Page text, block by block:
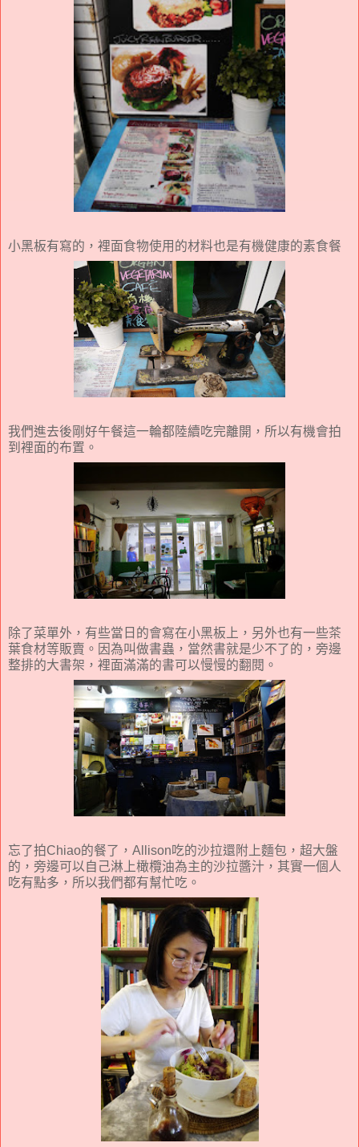
小黑板有寫的，裡面食物使用的材料也是有機健康的素食餐
我們進去後剛好午餐這一輪都陸續吃完離開，所以有機會拍
到裡面的布置。
除了菜單外，有些當日的會寫在小黑板上，另外也有一些茶
葉食材等販賣。因為叫做書蟲，當然書就是少不了的，旁邊
整排的大書架，裡面滿滿的書可以慢慢的翻閱。
忘了拍Chiao的餐了，Allison吃的沙拉還附上麵包，超大盤
的，旁邊可以自己淋上橄欖油為主的沙拉醬汁，其實一個人
吃有點多，所以我們都有幫忙吃。